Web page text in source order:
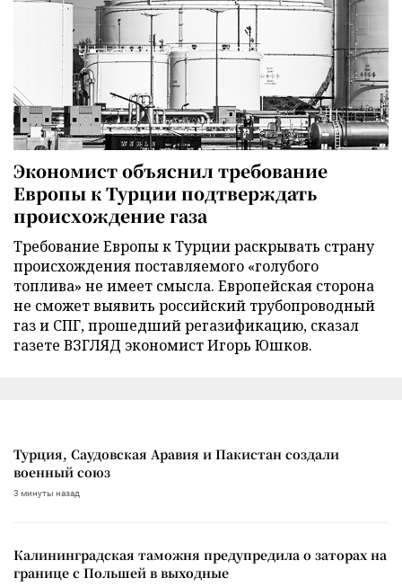
Экономист объяснил требование
Европы к Турции подтверждать
происхождение газа
Требование Европы к Турции раскрывать страну
происхождения поставляемого «голубого
топлива» не имеет смысла. Европейская сторона
не сможет выявить российский трубопроводный
газ и СПГ, прошедший регазификацию, сказал
газете ВЗГЛЯД экономист Игорь Юшков.
Турция, Саудовская Аравия и Пакистан создали
военный союз
3 минуты назад
Калининградская таможня предупредила о заторах на
границе с Польшей в выходные